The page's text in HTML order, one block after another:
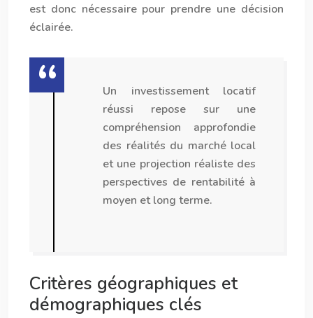
est donc nécessaire pour prendre une décision
éclairée.
Un investissement locatif
réussi repose sur une
compréhension approfondie
des réalités du marché local
et une projection réaliste des
perspectives de rentabilité à
moyen et long terme.
Critères géographiques et
démographiques clés